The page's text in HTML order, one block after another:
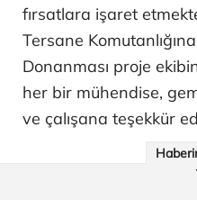
fırsatlara işaret
Tersane
Donanması proje
her bir mühendise,
ve çalışana teşekkür